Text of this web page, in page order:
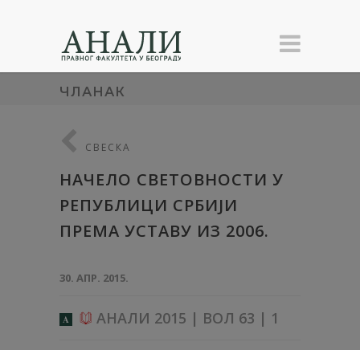
ЧЛАНАК
СВЕСКА
НАЧЕЛО СВЕТОВНОСТИ У
РЕПУБЛИЦИ СРБИЈИ
ПРЕМА УСТАВУ ИЗ 2006.
30. АПР. 2015.
A АНАЛИ 2015 | ВОЛ 63 | 1